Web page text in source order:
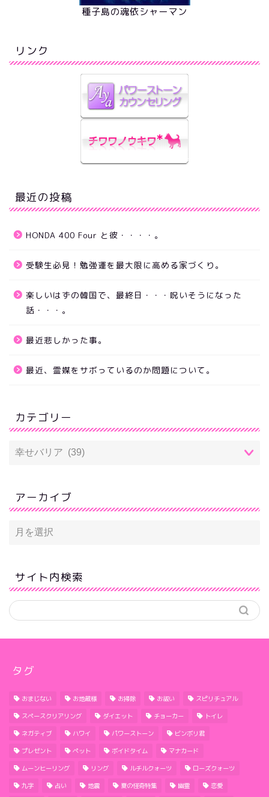
種子島の魂依シャーマン
リンク
最近の投稿
HONDA 400 Four と彼・・・・。
受験生必見！勉強運を最大限に高める家づくり。
楽しいはずの韓国で、最終日・・・呪いそうになった
話・・・。
最近悲しかった事。
最近、霊媒をサボっているのか問題について。
カテゴリー
アーカイブ
サイト内検索
タグ
おまじない お地蔵様 お掃除 お祓い スピリチュアル
スペースクリアリング ダイエット チョーカー トイレ
ネガティブ ハワイ パワーストーン ビンボリ君
プレゼント ペット ボイドタイム マナカード
ムーンヒーリング リング ルチルクォーツ ローズクォーツ
九字 占い 地震 夏の怪奇特集 幽霊 恋愛